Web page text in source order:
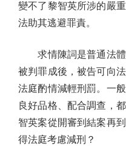
變不了黎智英所涉的嚴
法助其逃避罪責。
求情陳詞是普通法體
被判罪成後，被告可向
法庭酌情減輕刑罰。一
良好品格、配合調查，
智英案從開審到結案再
得法庭考慮減刑？